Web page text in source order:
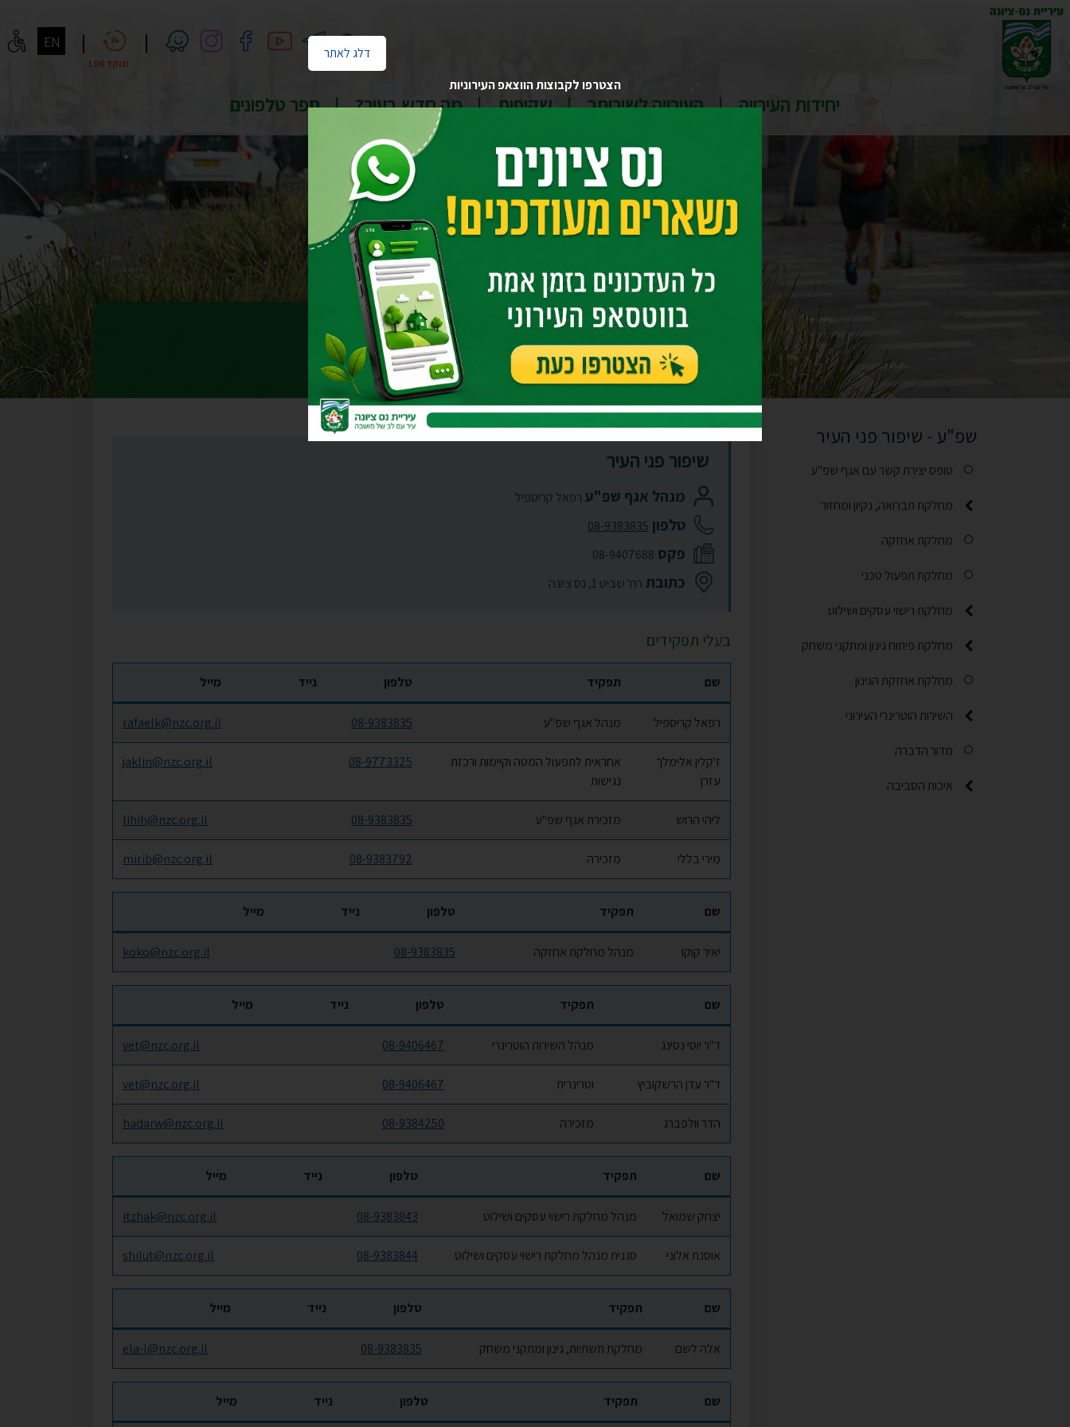
הצטרפו לקבוצות הווצאפ העירוניות
דלג לאתר
יחידות העירייה העירייה לשירותך שקיפות מה חדש בעיר? ספר טלפונים
חיפוש |
מוקד 106
|
EN
שפ"ע - שיפור פני העיר
טופס יצירת קשר עם אגף שפ"ע
תפריט משנה
מחלקת תברואה, נקיון ומחזור
מחלקת אחזקה
מחלקת תפעול טכני
תפריט משנה
מחלקת רישוי עסקים ושילוט
תפריט משנה
מחלקת פיתוח גינון ומתקני משחק
מחלקת אחזקת הגינון
תפריט משנה
השירות הוטרינרי העירוני
מדור הדברה
תפריט משנה
איכות הסביבה
יחידות העירייה שפ"ע - שיפור פני העיר
שפ"ע - שיפור פני העיר
שיפור פני העיר
מנהל אגף שפ"ע רפאל קריספיל
טלפון 08-9383835
פקס 08-9407688
כתובת רח' שביט 1, נס ציונה
בעלי תפקידים
שם תפקיד טלפון נייד מייל
רפאל קריספיל מנהל אגף שפ"ע 08-9383835
rafaelk@nzc.org.il
ז'קלין אלימלך
עזרן
אחראית לתפעול המטה וקיימות ורכזת
נגישות
08-9773325
jaklin@nzc.org.il
ליהי הרוש מזכירת אגף שפ"ע 08-9383835
lihih@nzc.org.il
מירי בללי מזכירה 08-9383792
mirib@nzc.org.il
שם תפקיד טלפון נייד מייל
יאיר קוקו מנהל מחלקת אחזקה 08-9383835
koko@nzc.org.il
שם תפקיד טלפון נייד מייל
ד"ר יוסי נסינג מנהל השירות הוטרינרי 08-9406467
vet@nzc.org.il
ד"ר עדן הרשקוביץ וטרינרית 08-9406467
vet@nzc.org.il
הדר וולפברג מזכירה 08-9384250
hadarw@nzc.org.il
שם תפקיד טלפון נייד מייל
יצחק שמואל מנהל מחלקת רישוי עסקים ושילוט 08-9383843
itzhak@nzc.org.il
אוסנת אלוני סגנית מנהל מחלקת רישוי עסקים ושילוט 08-9383844
shilut@nzc.org.il
שם תפקיד טלפון נייד מייל
אלה לשם מחלקת תשתיות, גינון ומתקני משחק 08-9383835
ela-l@nzc.org.il
שם תפקיד טלפון נייד מייל